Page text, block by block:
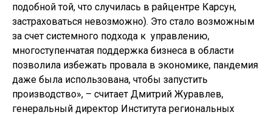
подобной той, что случилась в райцентре Карсун,
застраховаться невозможно). Это стало возможным
за счет системного подхода к управлению,
многоступенчатая поддержка бизнеса в области
позволила избежать провала в экономике, пандемия
даже была использована, чтобы запустить
производство», – считает Дмитрий Журавлев,
генеральный директор Института региональных